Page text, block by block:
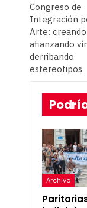
Congreso de
Integración
Arte:
afianzando
derribando
estereotipos
Archivo